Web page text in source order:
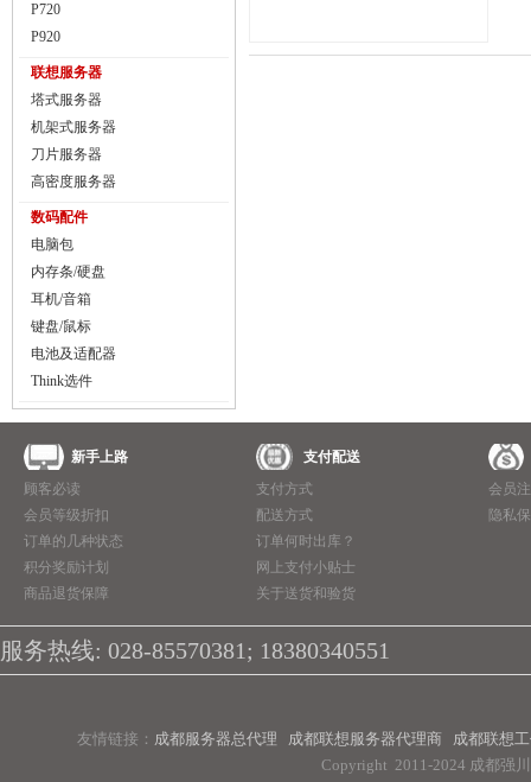
P720
P920
联想服务器
塔式服务器
机架式服务器
刀片服务器
高密度服务器
数码配件
电脑包
内存条/硬盘
耳机/音箱
键盘/鼠标
电池及适配器
Think选件
新手上路
顾客必读
会员等级折扣
订单的几种状态
积分奖励计划
商品退货保障
支付配送
支付方式
配送方式
订单何时出库？
网上支付小贴士
关于送货和验货
会员
隐私
服务热线: 028-85570381; 18380340551
友情链接： 成都服务器总代理 成都联想服务器代理商
成都联想
Copyright 2011-2024 成都强